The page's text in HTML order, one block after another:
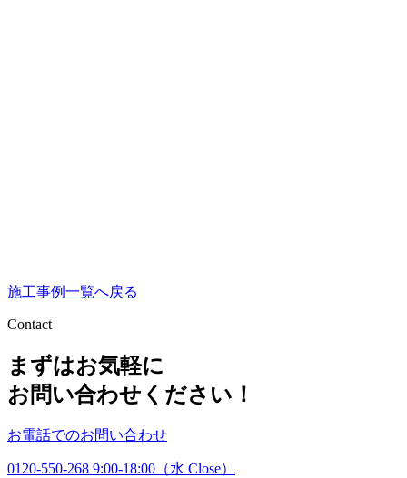
施工事例一覧へ戻る
Contact
まずはお気軽に
お問い合わせください！
お電話でのお問い合わせ
0120-550-268 9:00-18:00（水 Close）